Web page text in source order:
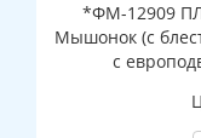
*ФМ-12909
Мышонок (с
с